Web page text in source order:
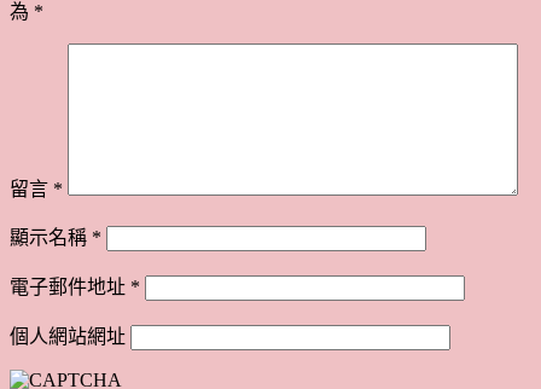
為 *
留言 *
顯示名稱 *
電子郵件地址 *
個人網站網址